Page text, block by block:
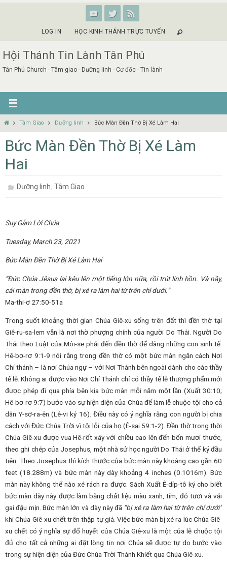
LOG IN HỌC KINH THÁNH TRỰC TUYẾN
Hội Thánh Tin Lành Tân Phú
Tân Phú Church - Tâm giao - Dưỡng linh - Cơ đốc - Tin lành
HomeTâm Giao Dưỡng linh Bức Màn Đền Thờ Bị Xé Làm Hai
Bức Màn Đền Thờ Bị Xé Làm
Hai
Dưỡng linh,Tâm Giao
Suy Gẫm Lời Chúa
Tuesday, March 23, 2021
Bức Màn Đền Thờ Bị Xé Làm Hai
“Đức Chúa Jêsus lại kêu lên một tiếng lớn nữa, rồi trút linh hồn. Và nầy,
cái màn trong đền thờ, bị xé ra làm hai từ trên chí dưới.”
Ma-thi-ơ 27:50-51a
Trong suốt khoảng thời gian Chúa Giê-xu sống trên đất thì đền thờ tại
Giê-ru-sa-lem vẫn là nơi thờ phượng chính của người Do Thái. Người Do
Thái theo Luật của Môi-se phải đến đền thờ để dâng những con sinh tế.
Hê-bơ-rơ 9:1-9 nói rằng trong đền thờ có một bức màn ngăn cách Nơi
Chí thánh – là nơi Chúa ngự – với Nơi Thánh bên ngoài dành cho các thầy
tế lễ. Không ai được vào Nơi Chí Thánh chỉ có thầy tế lễ thượng phẩm mới
được phép đi qua phía bên kia bức màn mỗi năm một lần (Xuất 30:10;
Hê-bơ-rơ 9:7) bước vào sự hiện diện của Chúa để làm lễ chuộc tội cho cả
dân Y-sơ-ra-ên (Lê-vi ký 16). Điều này có ý nghĩa rằng con người bị chia
cách với Đức Chúa Trời vì tội lỗi của họ (Ê-sai 59:1-2). Đền thờ trong thời
Chúa Giê-xu được vua Hê-rốt xây với chiều cao lên đến bốn mươi thước,
theo ghi chép của Josephus, một nhà sử học người Do Thái ở thế kỷ đầu
tiên. Theo Josephus thì kích thước của bức màn này khoàng cao gần 60
feet (18.288m) và bức màn này dày khoảng 4 inches (0.1016m). Bức
màn này không thể nào xé rách ra được. Sách Xuất Ê-díp-tô ký cho biết
bức màn dày này được làm bằng chất liệu màu xanh, tím, đỏ tươi và vải
gai đậu mịn. Bức màn lớn và dày này đã “bị xé ra làm hai từ trên chí dưới”
khi Chúa Giê-xu chết trên thập tự giá. Việc bức màn bị xé ra lúc Chúa Giê-
xu chết có ý nghĩa sự đổ huyết của Chúa Giê-xu là một của lễ chuộc tội
đủ cho tất cả những ai đặt lòng tin nơi Chúa sẽ được tự do bước vào
trong sự hiện diện của Đức Chúa Trời Thánh Khiết qua Chúa Giê-xu.